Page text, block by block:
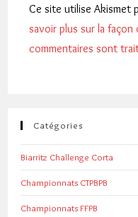
Ce site utilise Akismet
savoir plus sur la
commentaires sont
Catégories
Biarritz Challenge Corta
Championnats CTPBPB
Championnats FFPB